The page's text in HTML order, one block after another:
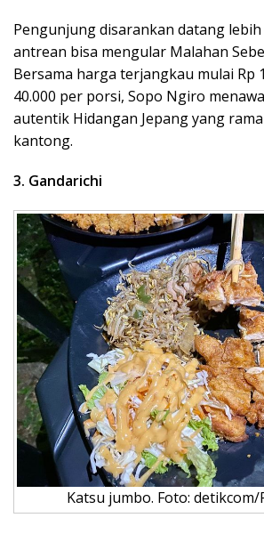
Pengunjung disarankan datang
antrean bisa mengular Malahan
Bersama harga terjangkau mulai Rp
40.000 per porsi, Sopo Ngiro
autentik Hidangan Jepang yang
kantong.
3. Gandarichi
Katsu jumbo. Foto: detikcom/